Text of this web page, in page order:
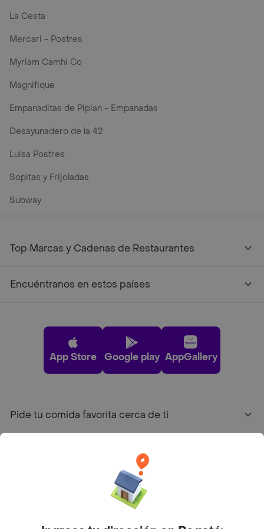
La Cesta
Mercari - Postres
Myriam Camhi Co
Magnifique
Empanaditas de Pipian - Empanadas
Desayunadero de la 42
Luisa Postres
Sopitas y Frijoladas
Subway
Top Marcas y Cadenas de Restaurantes
Encuéntranos en estos países
App Store Google play AppGallery
Pide tu comida favorita cerca de ti